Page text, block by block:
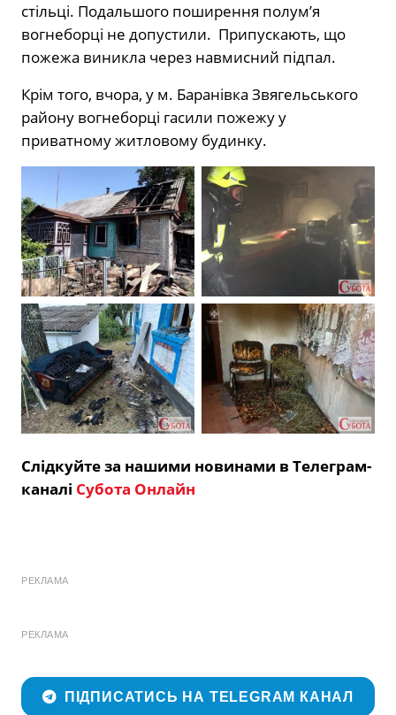
стільці. Подальшого поширення полум’я
вогнеборці не допустили. Припускають, що
пожежа виникла через навмисний підпал.
Крім того, вчора, у м. Баранівка Звягельського
району вогнеборці гасили пожежу у
приватному житловому будинку.
Слідкуйте за нашими новинами в Телеграм-
каналі Субота Онлайн
РЕКЛАМА
РЕКЛАМА
ПІДПИСАТИСЬ НА TELEGRAM КАНАЛ